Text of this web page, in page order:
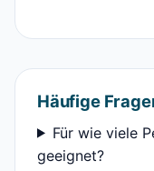
Häufige
Für wie viele
geeignet?